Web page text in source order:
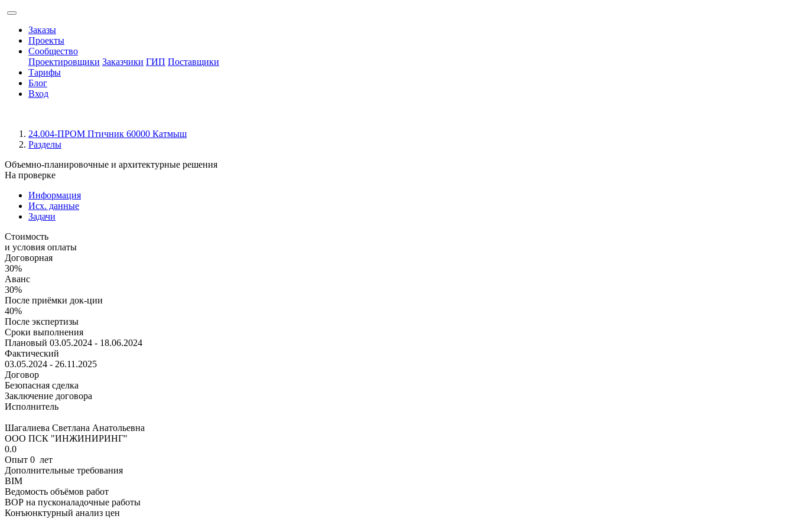
Заказы
Проекты
Сообщество
Проектировщики Заказчики ГИП Поставщики
Тарифы
Блог
Вход
24.004-ПРОМ Птичник 60000 Катмыш
Разделы
Объемно-планировочные и архитектурные решения
На проверке
Информация
Исх. данные
Задачи
Стоимость
и условия оплаты
Договорная
30%
Аванс
30%
После приёмки док-ции
40%
После экспертизы
Сроки выполнения
Плановый 03.05.2024 - 18.06.2024
Фактический
03.05.2024 - 26.11.2025
Договор
Безопасная сделка
Заключение договора
Исполнитель
Шагалиева Светлана Анатольевна
ООО ПСК "ИНЖИНИРИНГ"
0.0
Опыт 0 лет
Дополнительные требования
BIM
Ведомость объёмов работ
ВОР на пусконаладочные работы
Конъюнктурный анализ цен